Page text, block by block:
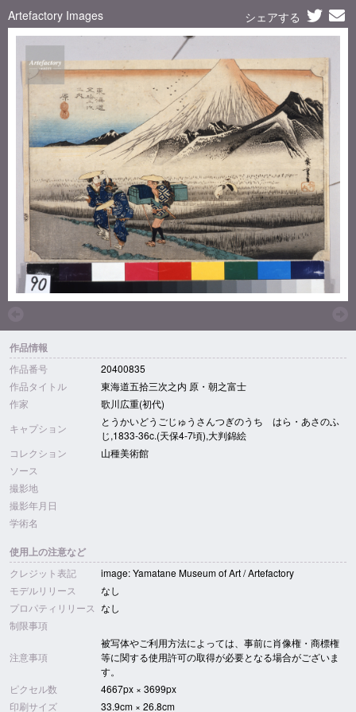
Artefactory Images シェアする
作品情報
作品番号
20400835
作品タイトル
東海道五拾三次之内 原・朝之富士
作家
歌川広重(初代)
キャプション
とうかいどうごじゅうさんつぎのうち はら・あさのふ
じ,1833-36c.(天保4-7頃),大判錦絵
コレクション
山種美術館
ソース
撮影地
撮影年月日
学術名
使用上の注意など
クレジット表記
image: Yamatane Museum of Art / Artefactory
モデルリリース
なし
プロパティリリース なし
制限事項
注意事項
被写体やご利用方法によっては、事前に肖像権・商標権
等に関する使用許可の取得が必要となる場合がございま
す。
ピクセル数
4667px × 3699px
印刷サイズ
33.9cm × 26.8cm